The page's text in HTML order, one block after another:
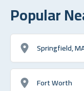
Popular
Springfield,
Fort Worth